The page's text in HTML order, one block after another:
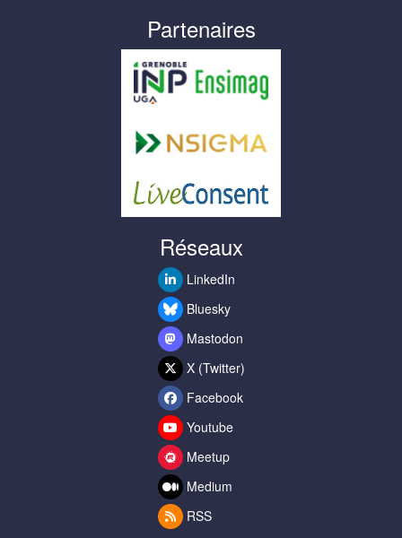
Partenaires
Réseaux
LinkedIn
Bluesky
Mastodon
X (Twitter)
Facebook
Youtube
Meetup
Medium
RSS